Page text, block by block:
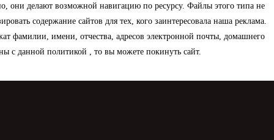
они делают возможной навигацию по ресурсу. Файлы этого типа не
содержание сайтов для тех, кого заинтересовала наша реклама.
фамилии, имени, отчества, адресов электронной почты, домашнего
с данной политикой , то вы можете покинуть сайт.